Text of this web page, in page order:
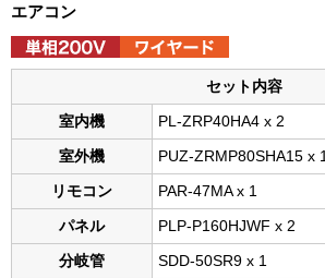
エアコン
セット内容
室内機 PL-ZRP40HA4 x 2
室外機 PUZ-ZRMP80SHA15 x 1
リモコン PAR-47MA x 1
パネル PLP-P160HJWF x 2
分岐管 SDD-50SR9 x 1